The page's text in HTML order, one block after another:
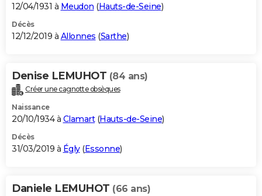
12/04/1931 à Meudon (Hauts-de-Seine)
Décès
12/12/2019 à Allonnes (Sarthe)
Denise LEMUHOT (84 ans)
Créer une cagnotte obsèques
Naissance
20/10/1934 à Clamart(Hauts-de-Seine)
Décès
31/03/2019 à Égly(Essonne)
Daniele LEMUHOT (66 ans)